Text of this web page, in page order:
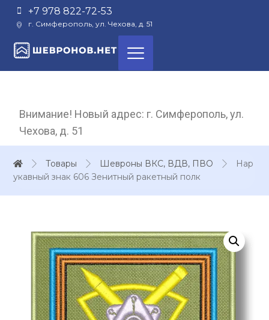
+7 978 822-72-53
г. Симферополь, ул. Чехова, д. 51
Внимание! Новый адрес: г. Симферополь, ул.
Чехова, д. 51
Товары Шевроны ВКС, ВДВ, ПВО
Нар
укавный знак 606 Зенитный ракетный полк